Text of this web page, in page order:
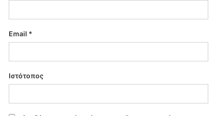
Email *
Ιστότοπος